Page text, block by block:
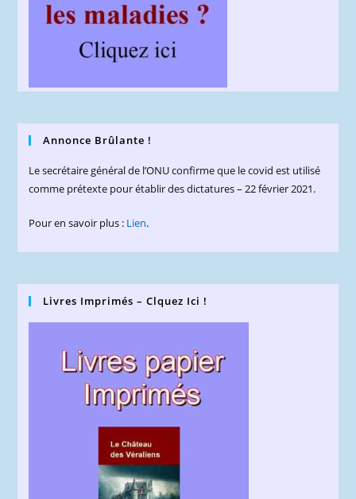
Annonce Brûlante !
Le secrétaire général de l’ONU confirme que le covid est utilisé
comme prétexte pour établir des dictatures – 22 février 2021.
Pour en savoir plus : Lien.
Livres Imprimés – Clquez Ici !